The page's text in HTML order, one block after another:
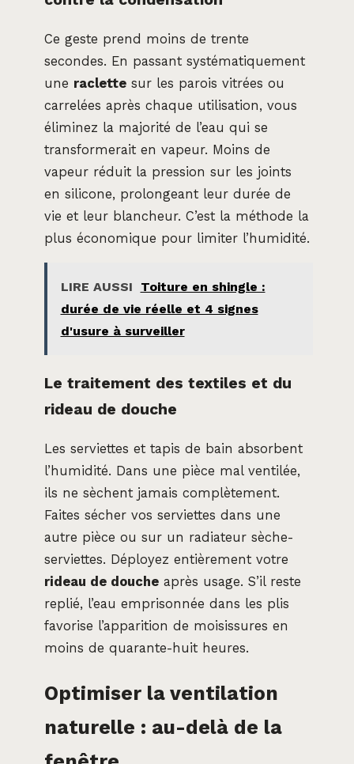
Ce geste prend moins de trente
secondes. En passant systématiquement
une raclette sur les parois vitrées ou
carrelées après chaque utilisation, vous
éliminez la majorité de l’eau qui se
transformerait en vapeur. Moins de
vapeur réduit la pression sur les joints
en silicone, prolongeant leur durée de
vie et leur blancheur. C’est la méthode la
plus économique pour limiter l’humidité.
LIRE AUSSI
Toiture en shingle :
durée de vie réelle et 4 signes
d'usure à surveiller
Le traitement des textiles et du
rideau de douche
Les serviettes et tapis de bain absorbent
l’humidité. Dans une pièce mal ventilée,
ils ne sèchent jamais complètement.
Faites sécher vos serviettes dans une
autre pièce ou sur un radiateur sèche-
serviettes. Déployez entièrement votre
rideau de douche après usage. S’il reste
replié, l’eau emprisonnée dans les plis
favorise l’apparition de moisissures en
moins de quarante-huit heures.
Optimiser la ventilation
naturelle : au-delà de la